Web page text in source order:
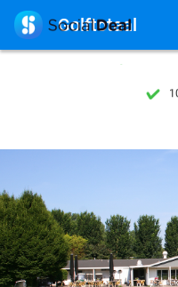
7
 Golftotaal